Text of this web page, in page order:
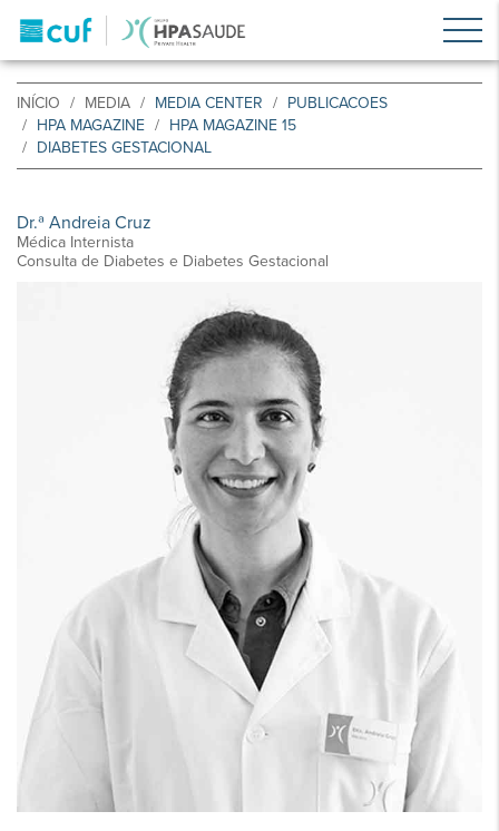
INÍCIO MEDIA MEDIA CENTER
PUBLICACOES
HPA MAGAZINE
HPA MAGAZINE 15
DIABETES GESTACIONAL
Dr.ª Andreia Cruz
Médica Internista
Consulta de Diabetes e Diabetes Gestacional